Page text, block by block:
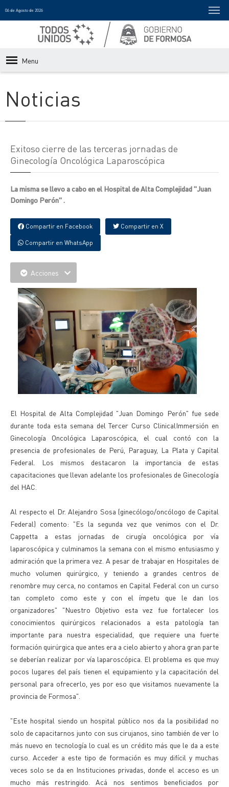
06 de Agosto de 2026
Menu
Noticias
Exitoso cierre de las terceras jornadas de
Ginecología Oncológica Laparoscópica
La misma se llevo a cabo en el Hospital de Alta Complejidad "Juan
Domingo Perón" .
Compartir en Facebook Compartir en X
Compartir en WhatsApp
Acciones
El Hospital de Alta Complejidad "Juan Domingo Perón" fue sede
durante toda esta semana del Tercer Curso ClinicalImmersión en
Ginecología Oncológica Laparoscópica, el cual contó con la
presencia de profesionales de Perú, Paraguay, La Plata y Capital
Federal. Los mismos destacaron la importancia de estas
capacitaciones que llevan adelante los profesionales de Ginecología
del HAC.
Al respecto el Dr. Alejandro Sosa (ginecólogo/oncólogo de Capital
Federal) comento: "Es la segunda vez que venimos con el Dr.
Cappetta a estas jornadas de cirugía oncológica por vía
laparoscópica y culminamos la semana con el mismo entusiasmo y
admiración que la primera vez. A pesar de trabajar en Hospitales de
mucho volumen quirúrgico, y teniendo a grandes centros de
renombre muy cerca, no contamos en Capital Federal con un curso
tan completo como este y con el ímpetu que le dan los
organizadores" "Nuestro Objetivo esta vez fue fortalecer los
conocimientos quirúrgicos relacionados a esta patología tan
importante para nuestra especialidad, que requiere una fuerte
formación quirúrgica que antes era a cielo abierto y ahora gran parte
se deberían realizar por vía laparoscópica. El problema es que muy
pocos lugares del país tienen el equipamiento y la capacitación del
personal para ofrecerlo, yes por eso que visitamos nuevamente la
provincia de Formosa".
"Este hospital siendo un hospital público nos da la posibilidad no
solo de capacitarnos junto con sus cirujanos, sino también de ver lo
más nuevo en tecnología lo cual es un crédito más que le da a este
curso. Acceder a este tipo de formación es muy difícil y muchas
veces solo se da en Instituciones privadas, donde el acceso es un
mucho más restringido. Acá nos sentimos beneficiados por